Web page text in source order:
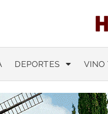
DEPORTES VINO